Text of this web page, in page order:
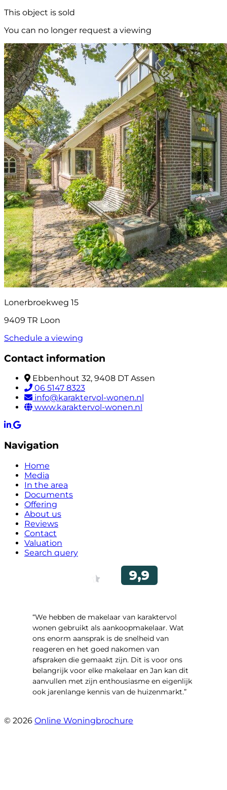
This object is sold
You can no longer request a viewing
Lonerbroekweg 15
9409 TR Loon
Schedule a viewing
Contact information
Ebbenhout 32, 9408 DT Assen
06 5147 8323
info@karaktervol-wonen.nl
www.karaktervol-wonen.nl
Navigation
Home
Media
In the area
Documents
Offering
About us
Reviews
Contact
Valuation
Search query
“We hebben de makelaar van karaktervol
wonen gebruikt als aankoopmakelaar. Wat
ons enorm aansprak is de snelheid van
reageren en het goed nakomen van
afspraken die gemaakt zijn. Dit is voor ons
belangrijk voor elke makelaar en Jan kan dit
aanvullen met zijn enthousiasme en eigenlijk
ook jarenlange kennis van de huizenmarkt.”
© 2026 Online Woningbrochure